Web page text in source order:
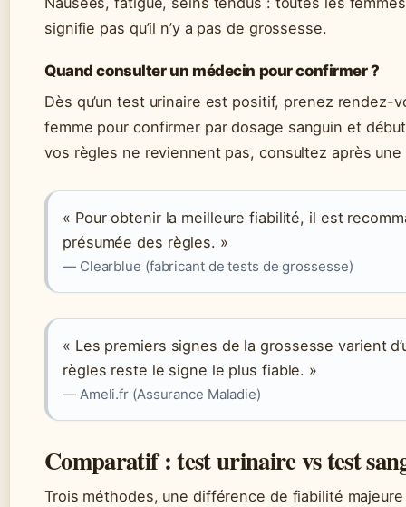
signifie pas qu’il n’y a pas de grossesse.
Quand consulter un médecin pour confirmer ?
Dès qu’un test urinaire est positif, prenez rendez-
femme pour confirmer par dosage sanguin et
vos règles ne reviennent pas, consultez après une
« Pour obtenir la meilleure fiabilité, il est
présumée des règles. »
— Clearblue (fabricant de tests de grossesse)
« Les premiers signes de la grossesse varient
règles reste le signe le plus fiable. »
— Ameli.fr (Assurance Maladie)
Comparatif : test urinaire vs test
Trois méthodes, une différence de fiabilité